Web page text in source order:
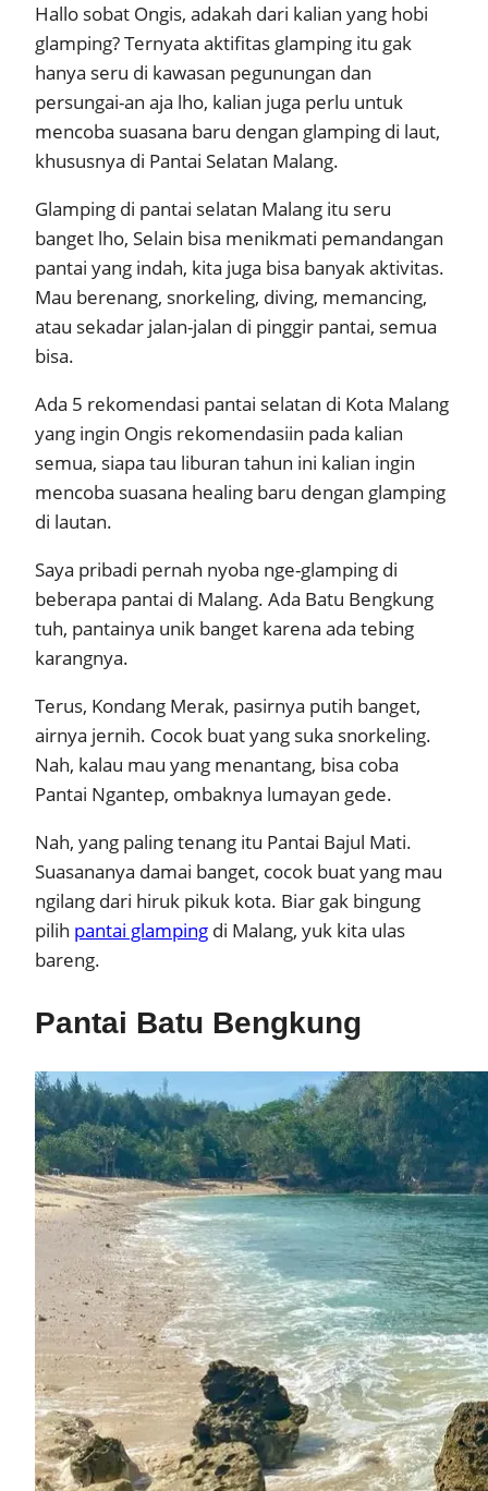
Hallo sobat Ongis, adakah dari kalian yang hobi
glamping? Ternyata aktifitas glamping itu gak
hanya seru di kawasan pegunungan dan
persungai-an aja lho, kalian juga perlu untuk
mencoba suasana baru dengan glamping di laut,
khususnya di Pantai Selatan Malang.
Glamping di pantai selatan Malang itu seru
banget lho, Selain bisa menikmati pemandangan
pantai yang indah, kita juga bisa banyak aktivitas.
Mau berenang, snorkeling, diving, memancing,
atau sekadar jalan-jalan di pinggir pantai, semua
bisa.
Ada 5 rekomendasi pantai selatan di Kota Malang
yang ingin Ongis rekomendasiin pada kalian
semua, siapa tau liburan tahun ini kalian ingin
mencoba suasana healing baru dengan glamping
di lautan.
Saya pribadi pernah nyoba nge-glamping di
beberapa pantai di Malang. Ada Batu Bengkung
tuh, pantainya unik banget karena ada tebing
karangnya.
Terus, Kondang Merak, pasirnya putih banget,
airnya jernih. Cocok buat yang suka snorkeling.
Nah, kalau mau yang menantang, bisa coba
Pantai Ngantep, ombaknya lumayan gede.
Nah, yang paling tenang itu Pantai Bajul Mati.
Suasananya damai banget, cocok buat yang mau
ngilang dari hiruk pikuk kota. Biar gak bingung
pilih pantai glamping di Malang, yuk kita ulas
bareng.
Pantai Batu Bengkung